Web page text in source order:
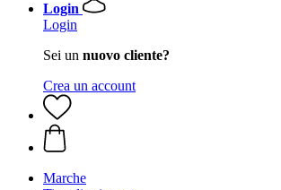
Login
Login
Sei un nuovo cliente?
Crea un account
Marche